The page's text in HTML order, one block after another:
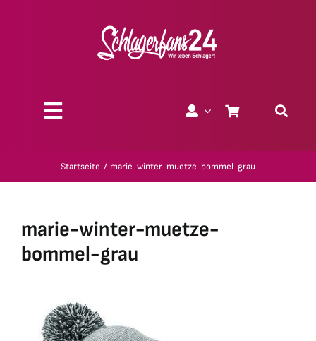
Toggle
Geschenk-Gutscheine
Startseite marie-winter-muetze-bommel-grau
marie-winter-muetze-
bommel-grau